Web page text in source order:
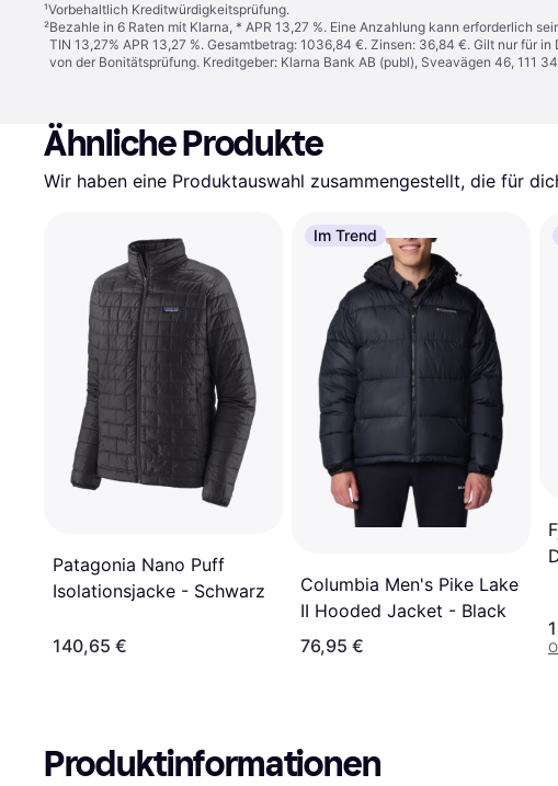
¹Vorbehaltlich Kreditwürdigkeitsprüfung.
²Bezahle in 6 Raten mit Klarna, * APR 13,27 %. Eine Anzahlung kann erforderlich
TIN 13,27% APR 13,27 %. Gesamtbetrag: 1036,84 €. Zinsen: 36,84 €. Gilt nur für
von der Bonitätsprüfung. Kreditgeber: Klarna Bank AB (publ), Sveavägen 46, 111
Ähnliche Produkte
Wir haben eine Produktauswahl zusammengestellt, die für
Patagonia Nano Puff
Isolationsjacke - Schwarz
140,65 €
Im Trend
Columbia Men's Pike Lake
II Hooded Jacket - Black
76,95 €
Produktinformationen